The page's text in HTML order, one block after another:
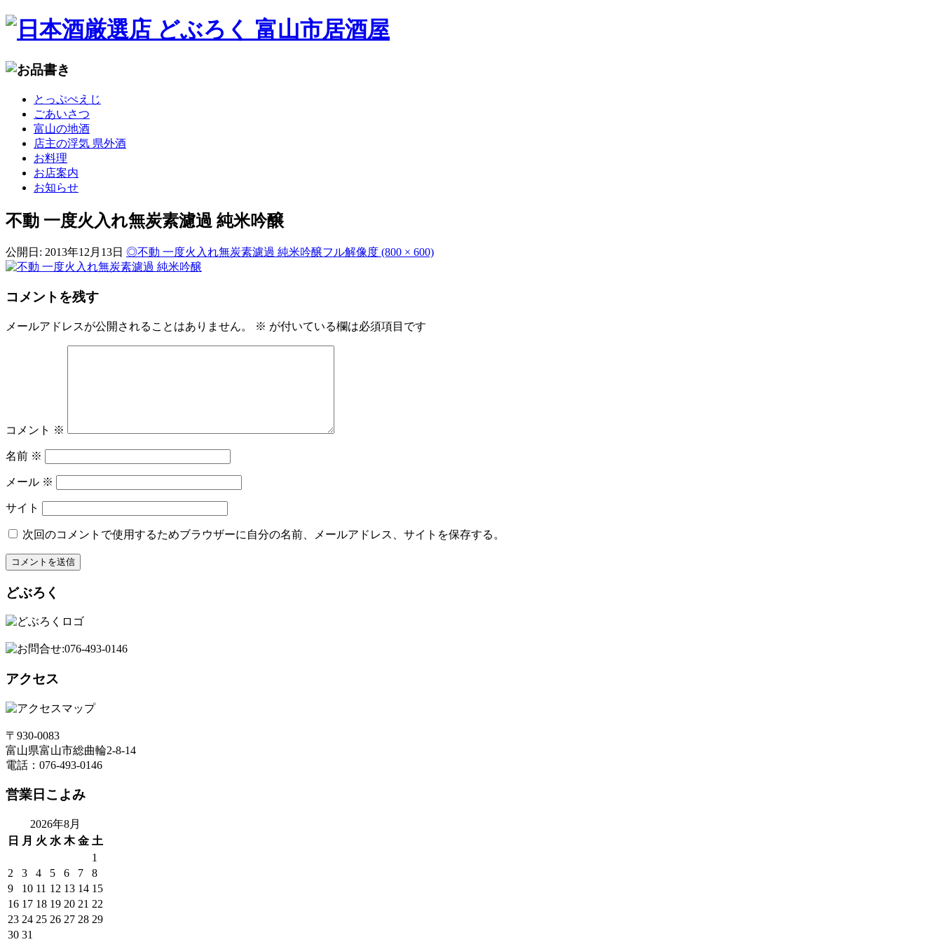
とっぷぺえじ
ごあいさつ
富山の地酒
店主の浮気 県外酒
お料理
お店案内
お知らせ
不動 一度火入れ無炭素濾過 純米吟醸
公開日: 2013年12月13日 ◎不動 一度火入れ無炭素濾過 純米吟醸フル解像度 (800 × 600)
コメントを残す
メールアドレスが公開されることはありません。 ※ が付いている欄は必須項目です
コメント ※
名前 ※
メール ※
サイト
次回のコメントで使用するためブラウザーに自分の名前、メールアドレス、サイトを保存する。
どぶろく
アクセス
〒930-0083
富山県富山市総曲輪2-8-14
電話：076-493-0146
営業日こよみ
2026年8月
日
月 火 水 木 金 土
1
2
3 4 5 6 7
8
9
10 11 12 13 14 15
16 17 18 19 20 21 22
23 24 25 26 27 28 29
30 31